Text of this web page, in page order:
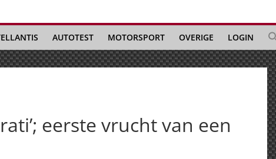
AUTOTEST MOTORSPORT OVERIGE LOGIN
eerste vrucht van een